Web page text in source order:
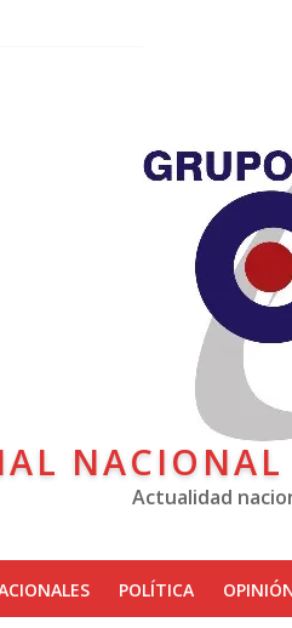
NACIONAL
Actualidad
POLÍTICA